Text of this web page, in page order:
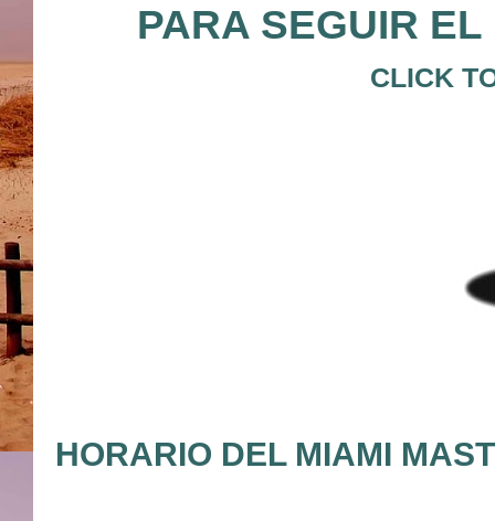
PARA SEGUIR
CLICK
HORARIO DEL MIAMI